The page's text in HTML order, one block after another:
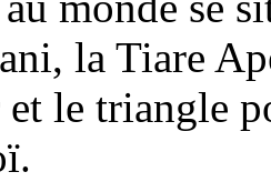
la Tiare
le triangle